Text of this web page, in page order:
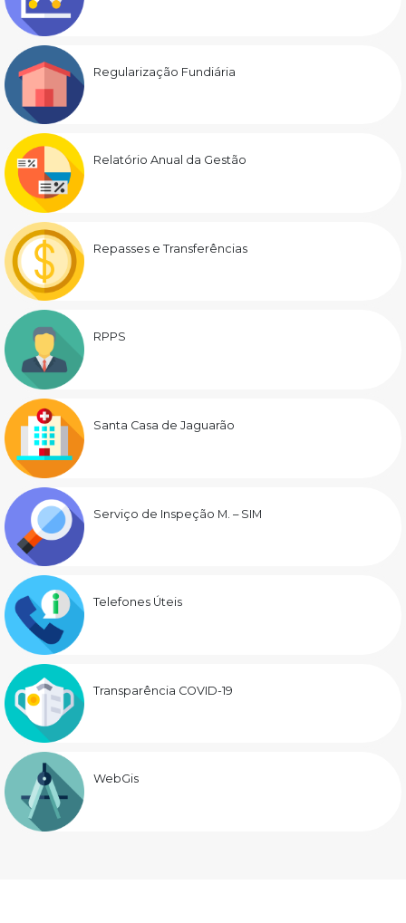
Regularização Fundiária
Relatório Anual da Gestão
Repasses e Transferências
RPPS
Santa Casa de Jaguarão
Serviço de Inspeção M. – SIM
Telefones Úteis
Transparência COVID-19
WebGis